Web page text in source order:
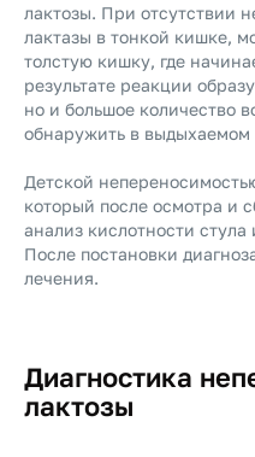
лактозы. При отсутствии
лактазы в тонкой кишке,
толстую кишку, где
результате реакции
но и большое количество
обнаружить в выдыхаемом
Детской
который после осмотра и
анализ кислотности
После постановки
лечения.
Диагностика
лактозы